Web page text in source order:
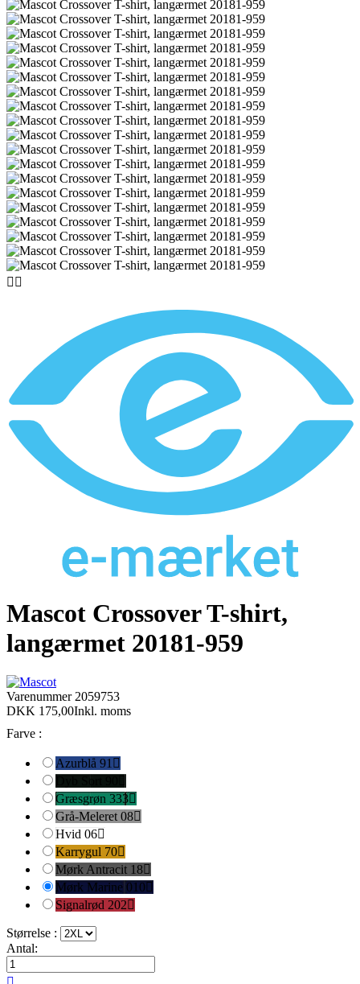
 
Mascot Crossover T-shirt,
langærmet 20181-959
Varenummer 2059753
DKK 175,00Inkl. moms
Farve :
Azurblå 91 
Græsgrøn 333
Grå-Meleret 08
Hvid 06
Karrygul 70
Mørk Antracit 18
Mørk Marine 010
Signalrød 202
Størrelse :
Antal: